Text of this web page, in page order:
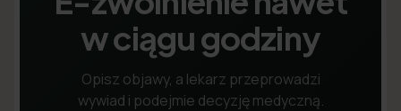
w ciągu godziny
Opisz objawy, a lekarz przeprowadzi
wywiad i podejmie decyzję medyczną.